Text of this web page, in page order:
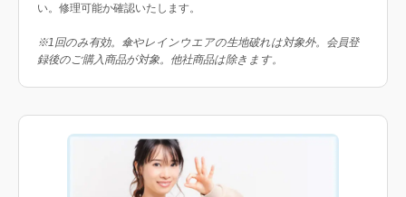
い。修理可能か確認いたします。
※1回のみ有効。傘やレインウエアの生地破れは対象外。会員登
録後のご購入商品が対象。他社商品は除きます。